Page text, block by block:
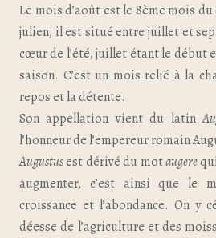
Le mois d’août est le 8ème mois
julien, il est situé entre juillet et
cœur de l’été, juillet étant le début
saison. C’est un mois relié à la
repos et la détente.
Son appellation vient du latin
l’honneur de l’empereur romain
Augustusest dérivé du motaugere
augmenter, c’est ainsi que le
croissance et l’abondance. On y
déesse de l’agriculture et des